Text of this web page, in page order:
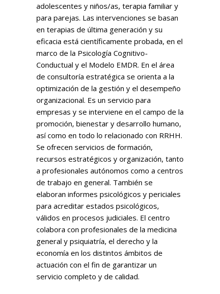
adolescentes y niños/as, terapia familiar y
para parejas. Las intervenciones se basan
en terapias de última generación y su
eficacia está científicamente probada, en el
marco de la Psicología Cognitivo-
Conductual y el Modelo EMDR. En el área
de consultoría estratégica se orienta a la
optimización de la gestión y el desempeño
organizacional. Es un servicio para
empresas y se interviene en el campo de la
promoción, bienestar y desarrollo humano,
así como en todo lo relacionado con RRHH.
Se ofrecen servicios de formación,
recursos estratégicos y organización, tanto
a profesionales autónomos como a centros
de trabajo en general. También se
elaboran informes psicológicos y periciales
para acreditar estados psicológicos,
válidos en procesos judiciales. El centro
colabora con profesionales de la medicina
general y psiquiatría, el derecho y la
economía en los distintos ámbitos de
actuación con el fin de garantizar un
servicio completo y de calidad.